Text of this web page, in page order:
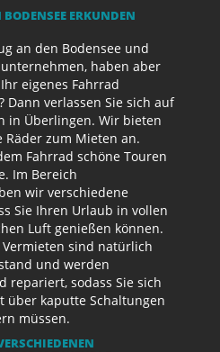
ERKUNDEN
an den Bodensee und
haben aber
eigenes Fahrrad
verlassen Sie sich auf
in Überlingen. Wir bieten
zum Mieten an.
Fahrrad schöne Touren
Im Bereich
wir verschiedene
Sie Ihren Urlaub in vollen
Luft genießen können.
sind natürlich
und werden
repariert, sodass Sie sich
über kaputte Schaltungen
müssen.
F